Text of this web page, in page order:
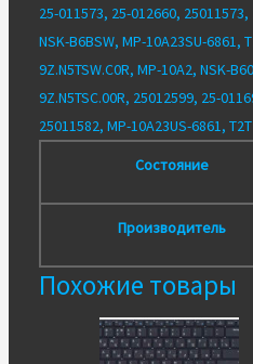
25-011573, 25-012660, 25011573,
NSK-B6BSW, MP-10A23SU-6861,
9Z.N5TSW.C0R, MP-10A2, NSK-
9Z.N5TSC.00R, 25012599, 25-
25011582, MP-10A23US-6861,
Состояние
Производитель
Похожие товары